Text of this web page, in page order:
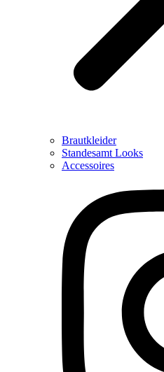
Brautkleider
Standesamt Looks
Accessoires